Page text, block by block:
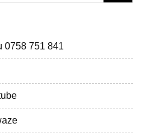
0758 751 841